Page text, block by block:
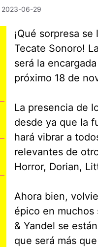
2023-06-29
¡Qué sorpresa
Tecate Sonoro!
será la
próximo 18 de
La presencia de
desde ya que la
hará vibrar a
relevantes de
Horror, Dorian,
Ahora bien,
épico en
& Yandel se
que será más